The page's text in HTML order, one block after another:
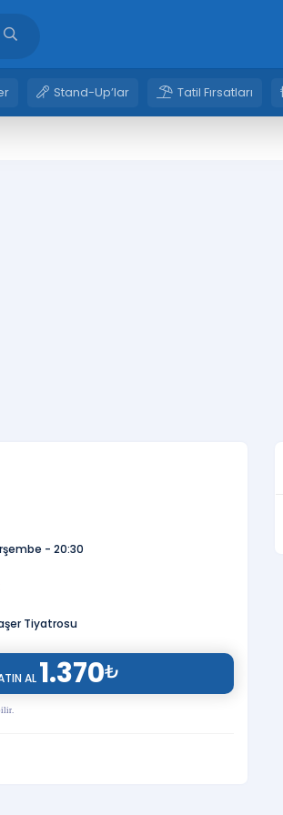
Stand-Up’lar Tatil Fırsatları
- 20:30
Tiyatrosu
AL 1.370₺